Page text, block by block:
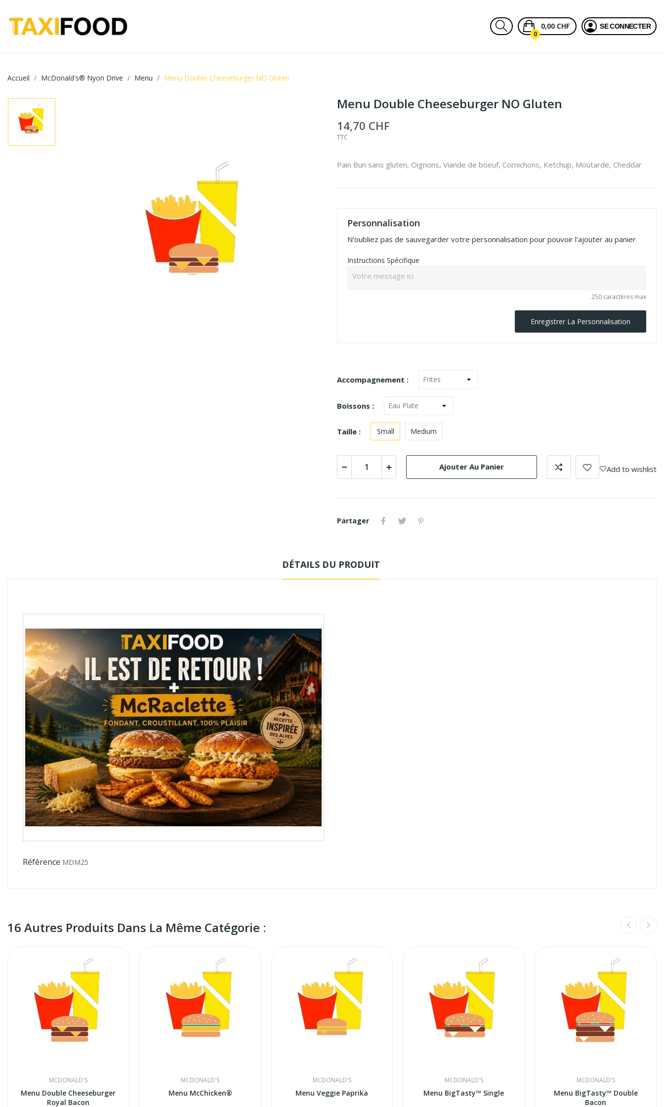
0,00 CHF
0
SE CONNECTER
Accueil McDonald's® Nyon Drive Menu Menu Double Cheeseburger NO Gluten
Menu Double Cheeseburger NO Gluten
14,70 CHF
TTC
Pain Bun sans gluten, Oignons, Viande de boeuf, Cornichons, Ketchup, Moutarde, Cheddar
Personnalisation
N'oubliez pas de sauvegarder votre personnalisation pour pouvoir l'ajouter au panier
Instructions Spécifique
250 caractères max
Enregistrer La Personnalisation
Accompagnement :
Boissons :
Taille : Small Medium
Ajouter Au Panier Add to wishlist
Partager
DÉTAILS DU PRODUIT
Référence MDM25
16 Autres Produits Dans La Même Catégorie :
MCDONALD'S
Menu Double Cheeseburger
Royal Bacon
MCDONALD'S
Menu McChicken®
MCDONALD'S
Menu Veggie Paprika
MCDONALD'S
Menu BigTasty™ Single
MCDONALD'S
Menu BigTasty™ Double
Bacon